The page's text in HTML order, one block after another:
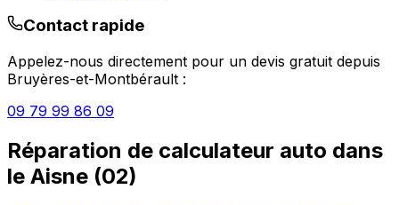
Contact rapide
Appelez-nous directement pour un devis gratuit depuis
Bruyères-et-Montbérault :
09 79 99 86 09
Réparation de calculateur auto dans
le Aisne (02)